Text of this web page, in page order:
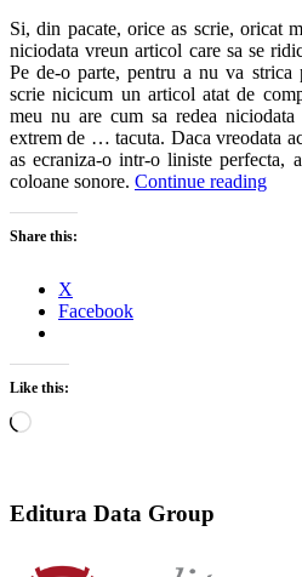
Si, din pacate, orice as scrie, oricat
niciodata vreun articol care sa se
Pe de-o parte, pentru a nu va strica
scrie nicicum un articol atat de
meu nu are cum sa redea
extrem de … tacuta. Daca vreodata
as ecraniza-o intr-o liniste perfecta,
coloane sonore. Continue reading
Share this:
X
Facebook
Like this:
Loading…
Editura Data Group